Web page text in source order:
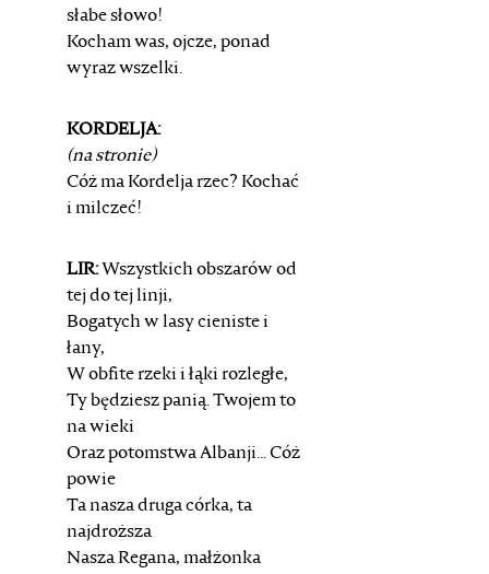
słabe słowo!
Kocham was, ojcze, ponad
wyraz wszelki.
KORDELJA:
(na stronie)
Cóż ma Kordelja rzec? Kochać
i milczeć!
LIR:Wszystkich obszarów od
tej do tej linji,
Bogatych w lasy cieniste i
łany,
W obfite rzeki i łąki rozległe,
Ty będziesz panią. Twojem to
na wieki
Oraz potomstwa Albanji... Cóż
powie
Ta nasza druga córka, ta
najdroższa
Nasza Regana, małżonka